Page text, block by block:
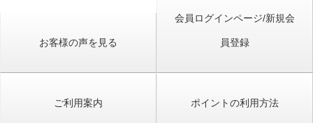
お客様の声を見る
会員ログインページ/新規会
員登録
ご利用案内 ポイントの利用方法